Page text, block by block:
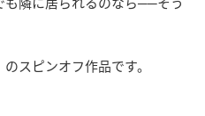
スピンオフ作品です。